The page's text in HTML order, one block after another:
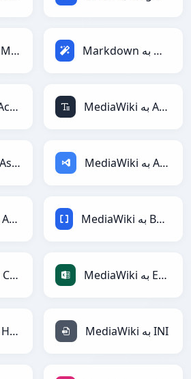
Markdown به MediaWiki Markdown به Magic
MediaWiki به ActionScript MediaWiki به ASCII
MediaWiki به AsciiDoc MediaWiki به ASP
MediaWiki به Avro MediaWiki به BBCode
MediaWiki به CSV MediaWiki به Excel
MediaWiki به HTML MediaWiki به INI